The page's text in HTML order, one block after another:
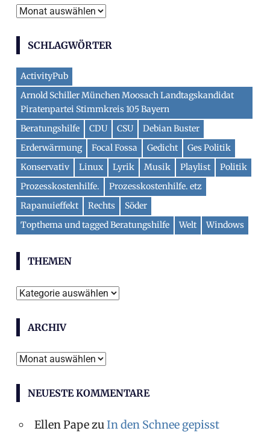
Archiv
SCHLAGWÖRTER
ActivityPub
Arnold Schiller München Moosach Landtagskandidat
Piratenpartei Stimmkreis 105 Bayern
Beratungshilfe
CDU CSU
Debian Buster
Erderwärmung
Focal Fossa Gedicht
Ges Politik
Konservativ
Linux Lyrik Musik Playlist
Politik
Prozesskostenhilfe.
Prozesskostenhilfe. etz
Rapanuieffekt
Rechts
Söder
Topthema und tagged Beratungshilfe
Welt Windows
THEMEN
Themen
ARCHIV
Archiv
NEUESTE KOMMENTARE
Ellen PapezuIn den Schnee gepisst